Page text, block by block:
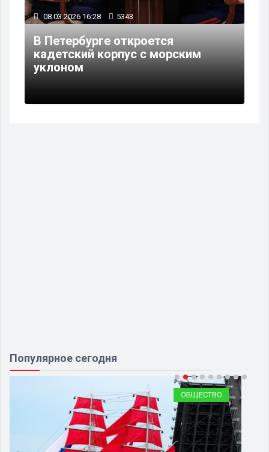
08.03.2026 16:28 5343
В Петербурге откроется
кадетский корпус с морским
уклоном
Популярное сегодня
ОБЩЕСТВО